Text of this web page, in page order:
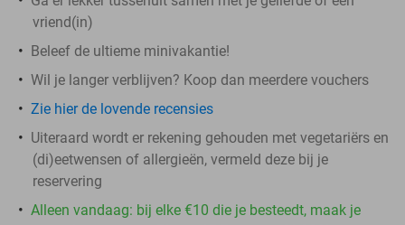
vriend(in)
Beleef de ultieme minivakantie!
Wil je langer verblijven? Koop dan meerdere vouchers
Zie hier de lovende recensies
Uiteraard wordt er rekening gehouden met vegetariërs en
(di)eetwensen of allergieën, vermeld deze bij je
reservering
Alleen vandaag: bij elke €10 die je besteedt, maak je